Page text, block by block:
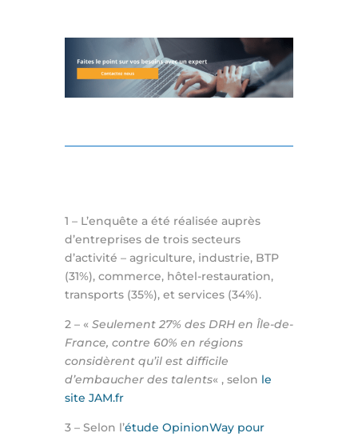
1 – L’enquête a été réalisée auprès
d’entreprises de trois secteurs
d’activité – agriculture, industrie, BTP
(31%), commerce, hôtel-restauration,
transports (35%), et services (34%).
2 – « Seulement 27% des DRH en Île-de-
France, contre 60% en régions
considèrent qu’il est difficile
d’embaucher des talents« , selon le
site JAM.fr
3 – Selon l’étude OpinionWay pour